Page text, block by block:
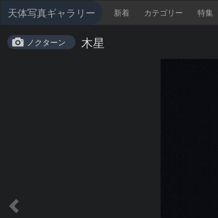
天体写真ギャラリー 新着 カテゴリー 特集
ノクターン 木星